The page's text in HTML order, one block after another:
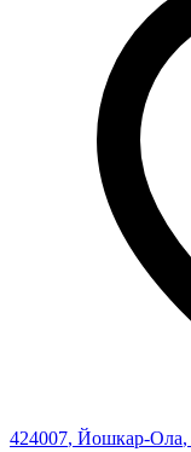
424007, Йошкар-Ола,